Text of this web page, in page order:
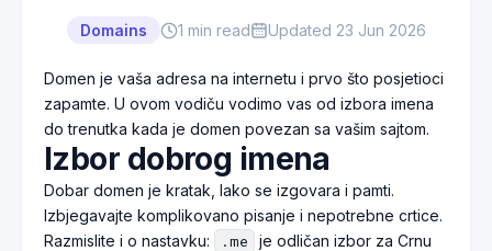
Domains 1 min read Updated 23 Jun 2026
Domen je vaša adresa na internetu i prvo što posjetioci
zapamte. U ovom vodiču vodimo vas od izbora imena
do trenutka kada je domen povezan sa vašim sajtom.
Izbor dobrog imena
Dobar domen je kratak, lako se izgovara i pamti.
Izbjegavajte komplikovano pisanje i nepotrebne crtice.
Razmislite i o nastavku:
.me
je odličan izbor za Crnu